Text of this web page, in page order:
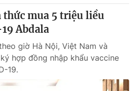
thức mua 5 triệu liều
Abdala
giờ Hà Nội, Việt Nam và
hợp đồng nhập khẩu vaccine
19.